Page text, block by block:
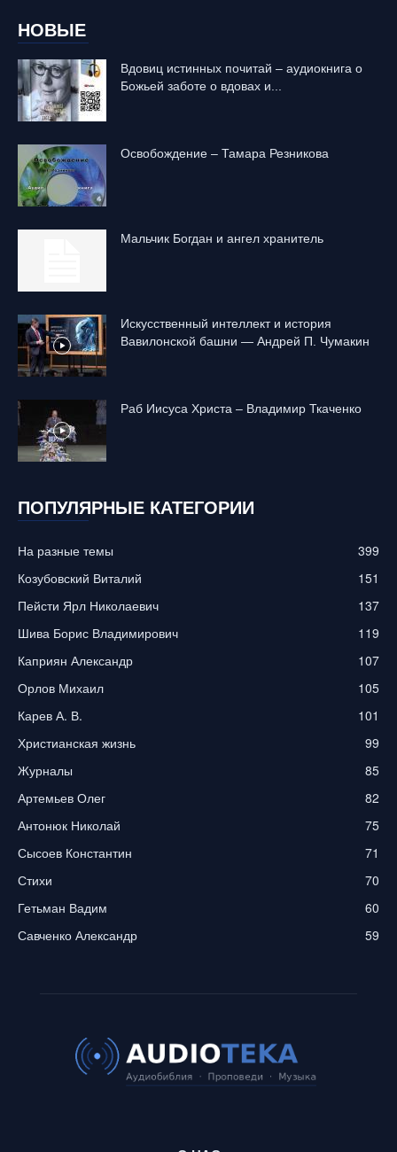
НОВЫЕ
Вдовиц истинных почитай – аудиокнига о
Божьей заботе о вдовах и...
Освобождение – Тамара Резникова
Mальчик Богдан и ангел хранитель
Искусственный интеллект и история
Вавилонской башни — Андрей П. Чумакин
Раб Иисуса Христа – Владимир Ткаченко
ПОПУЛЯРНЫЕ КАТЕГОРИИ
На разные темы
399
Козубовский Виталий
151
Пейсти Ярл Николаевич
137
Шива Борис Владимирович
119
Каприян Александр
107
Орлов Михаил
105
Карев А. В.
101
Христианская жизнь
99
Журналы
85
Артемьев Олег
82
Антонюк Николай
75
Сысоев Константин
71
Стихи
70
Гетьман Вадим
60
Савченко Александр
59